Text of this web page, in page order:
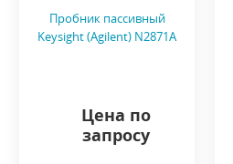
Пробник пассивный
Keysight (Agilent) N2871A
Цена по
запросу